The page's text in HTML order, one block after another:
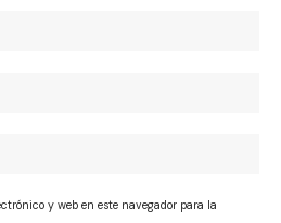
y web en este navegador para la